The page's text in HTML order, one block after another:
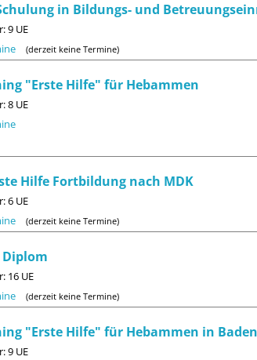
in Bildungs- und
9 UE
(derzeit keine Termine)
"Erste Hilfe" für Hebammen
8 UE
Hilfe Fortbildung nach MDK
6 UE
(derzeit keine Termine)
16 UE
(derzeit keine Termine)
"Erste Hilfe" für Hebammen in
9 UE